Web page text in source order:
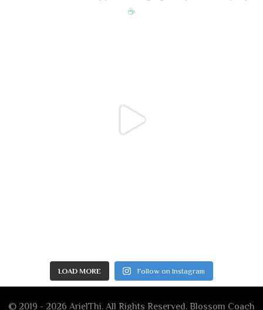
LOAD MORE Follow on Instagram
© 2019 - 2026 ArielThi. All Rights Reserved. Blossom Coach